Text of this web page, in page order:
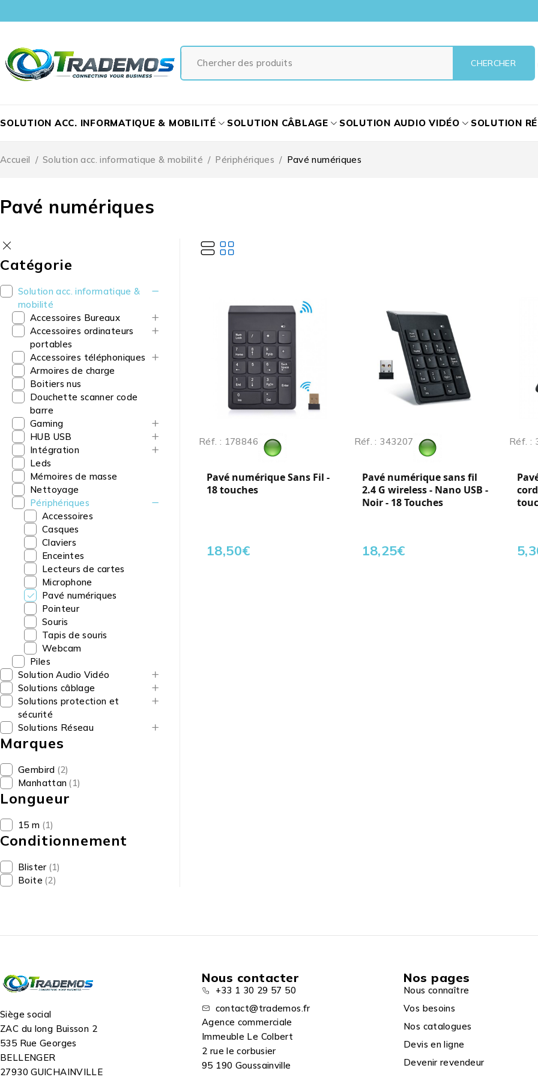
SOLUTION ACC. INFORMATIQUE & MOBILITÉ SOLUTION CÂBLAGE SOLUTION AUDIO VIDÉO SOLUTION
Pavé numériques
Accueil / Solution acc. informatique & mobilité / Périphériques / Pavé numériques
Catégorie
Solution acc. informatique &
mobilité
Accessoires Bureaux
Accessoires ordinateurs
portables
Accessoires téléphoniques
Armoires de charge
Boitiers nus
Douchette scanner code
barre
Gaming
HUB USB
Intégration
Leds
Mémoires de masse
Nettoyage
Périphériques
Accessoires
Casques
Claviers
Enceintes
Lecteurs de cartes
Microphone
Pavé numériques
Pointeur
Souris
Tapis de souris
Webcam
Piles
Solution Audio Vidéo
Solutions câblage
Solutions protection et
sécurité
Solutions Réseau
Marques
Gembird (2)
Manhattan (1)
Longueur
15 m (1)
Conditionnement
Blister (1)
Boite (2)
Réf. : 178846
Pavé numérique Sans Fil -
18 touches
18,50€
Réf. : 343207
Pavé numérique sans fil
2.4 G wireless - Nano USB -
Noir - 18 Touches
18,25€
Réf. :
Siège social
ZAC du long Buisson 2
535 Rue Georges
BELLENGER
27930 GUICHAINVILLE
Nous contacter
+33 1 30 29 57 50
contact@trademos.fr
Agence commerciale
Immeuble Le Colbert
2 rue le corbusier
95 190 Goussainville
Nos pages
Nous connaître
Vos besoins
Nos catalogues
Devis en ligne
Devenir revendeur